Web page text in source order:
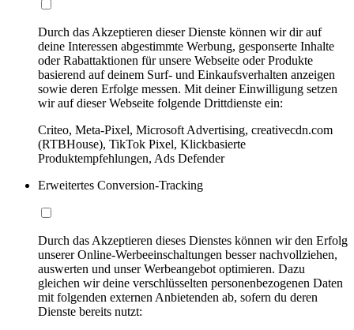
Durch das Akzeptieren dieser Dienste können wir dir auf
deine Interessen abgestimmte Werbung, gesponserte Inhalte
oder Rabattaktionen für unsere Webseite oder Produkte
basierend auf deinem Surf- und Einkaufsverhalten anzeigen
sowie deren Erfolge messen. Mit deiner Einwilligung setzen
wir auf dieser Webseite folgende Drittdienste ein:
Criteo, Meta-Pixel, Microsoft Advertising, creativecdn.com
(RTBHouse), TikTok Pixel, Klickbasierte
Produktempfehlungen, Ads Defender
Erweitertes Conversion-Tracking
Durch das Akzeptieren dieses Dienstes können wir den Erfolg
unserer Online-Werbeeinschaltungen besser nachvollziehen,
auswerten und unser Werbeangebot optimieren. Dazu
gleichen wir deine verschlüsselten personenbezogenen Daten
mit folgenden externen Anbietenden ab, sofern du deren
Dienste bereits nutzt: